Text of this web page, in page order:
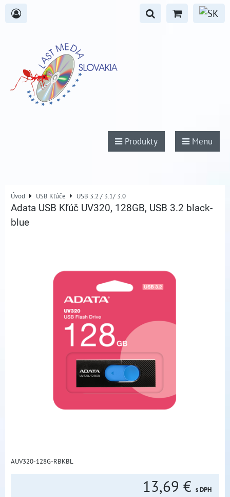
Produkty Menu
Úvod USB Kľúče USB 3.2 / 3.1/ 3.0
Adata USB Kľúč UV320, 128GB, USB 3.2 black-
blue
AUV320-128G-RBKBL
13,69 € s DPH